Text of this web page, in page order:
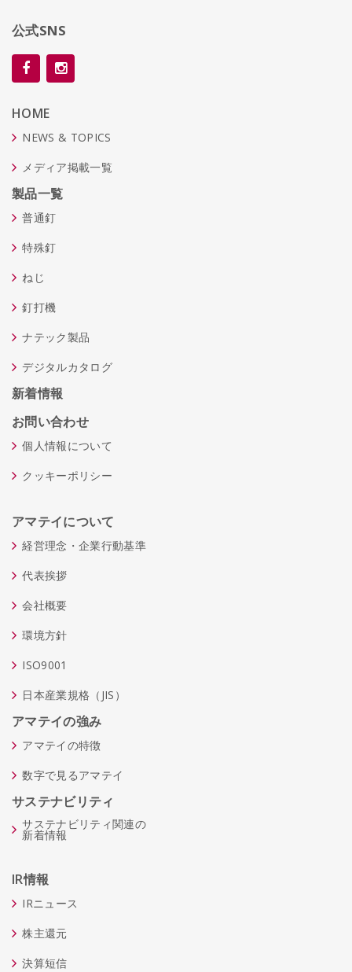
公式SNS
HOME
NEWS & TOPICS
メディア掲載一覧
製品一覧
普通釘
特殊釘
ねじ
釘打機
ナテック製品
デジタルカタログ
新着情報
お問い合わせ
個人情報について
クッキーポリシー
アマテイについて
経営理念・企業行動基準
代表挨拶
会社概要
環境方針
ISO9001
日本産業規格（JIS）
アマテイの強み
アマテイの特徴
数字で見るアマテイ
サステナビリティ
サステナビリティ関連の
新着情報
IR情報
IRニュース
株主還元
決算短信